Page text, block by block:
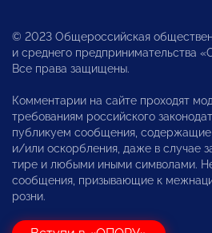
© 2023 Общероссийская
и среднего
Все права защищены.
Комментарии на сайте проходят
требованиям российского
публикуем сообщения, содержащие
и/или оскорбления, даже в случае
тире и любыми иными символами.
сообщения, призывающие к
розни.